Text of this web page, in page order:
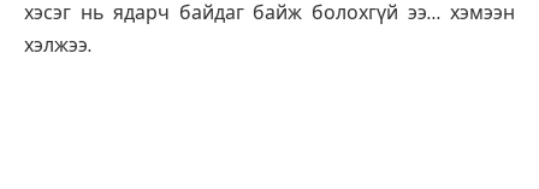
хэсэг нь ядарч байдаг байж болохгүй ээ… хэмээн
хэлжээ.